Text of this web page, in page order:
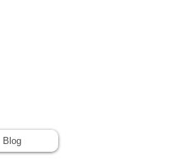
Blog